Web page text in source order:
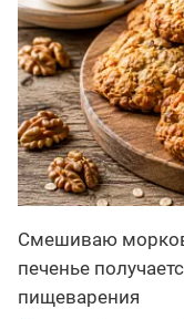
Смешиваю
печенье
пищеварения